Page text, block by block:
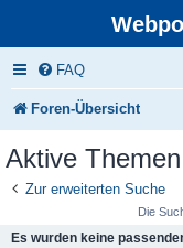
FAQ
Foren-Übersicht
Aktive Themen
Zur erweiterten Suche
Die
Es wurden keine